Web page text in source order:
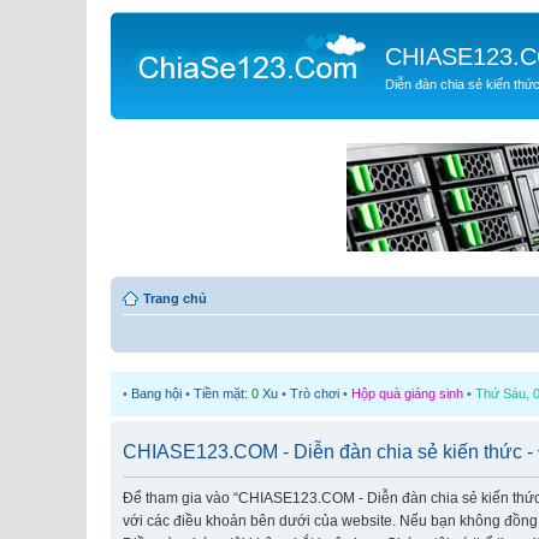
Diễn đàn chia sẻ kiến thức
Trang chủ
• Bang hội • Tiền mặt: 0 Xu • Trò chơi • Hộp quà giáng sinh • Thứ Sáu,
CHIASE123.COM - Diễn đàn chia sẻ kiến thức
Để tham gia vào “CHIASE123.COM - Diễn đàn chia sẻ kiến
với các điều khoản bên dưới của website. Nếu bạn không